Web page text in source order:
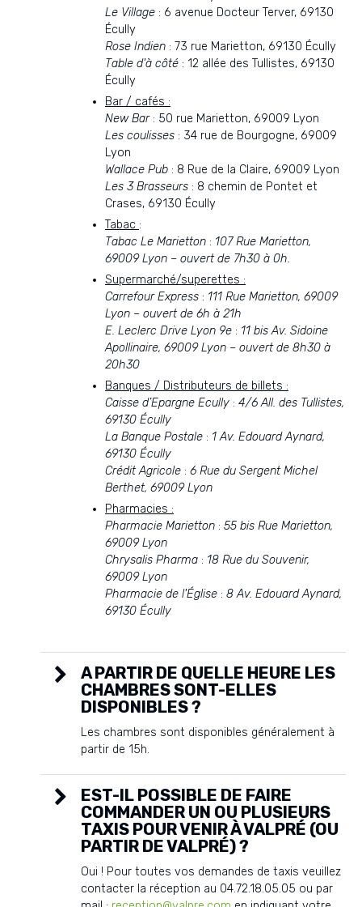
Le Village : 6 avenue Docteur Terver, 69130
Écully
Rose Indien : 73 rue Marietton, 69130 Écully
Table d'à côté : 12 allée des Tullistes, 69130
Écully
Bar / cafés :
New Bar: 50 rue Marietton, 69009 Lyon
Les coulisses : 34 rue de Bourgogne, 69009
Lyon
Wallace Pub : 8 Rue de la Claire, 69009 Lyon
Les 3 Brasseurs : 8 chemin de Pontet et
Crases, 69130 Écully
Tabac :
Tabac Le Marietton : 107 Rue Marietton,
69009 Lyon – ouvert de 7h30 à 0h.
Supermarché/superettes :
Carrefour Express : 111 Rue Marietton, 69009
Lyon – ouvert de 6h à 21h
E. Leclerc Drive Lyon 9e : 11 bis Av. Sidoine
Apollinaire, 69009 Lyon – ouvert de 8h30 à
20h30
Banques / Distributeurs de billets :
Caisse d’Epargne Ecully : 4/6 All. des Tullistes,
69130 Écully
La Banque Postale : 1 Av. Edouard Aynard,
69130 Écully
Crédit Agricole : 6 Rue du Sergent Michel
Berthet, 69009 Lyon
Pharmacies :
Pharmacie Marietton : 55 bis Rue Marietton,
69009 Lyon
Chrysalis Pharma : 18 Rue du Souvenir,
69009 Lyon
Pharmacie de l'Église : 8 Av. Edouard Aynard,
69130 Écully
A PARTIR DE QUELLE HEURE LES
CHAMBRES SONT-ELLES
DISPONIBLES ?
Les chambres sont disponibles généralement à
partir de 15h.
EST-IL POSSIBLE DE FAIRE
COMMANDER UN OU PLUSIEURS
TAXIS POUR VENIR À VALPRÉ (OU
PARTIR DE VALPRÉ) ?
Oui ! Pour toutes vos demandes de taxis veuillez
contacter la réception au 04.72.18.05.05 ou par